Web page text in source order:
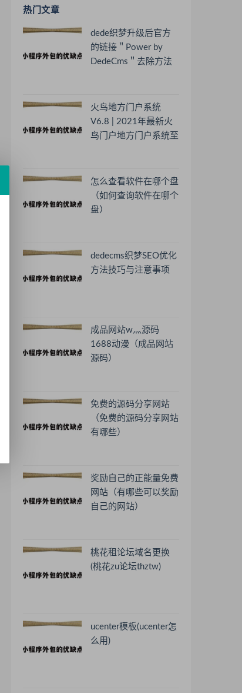
热门文章
dede织梦升级后官方
的链接＂Power by
DedeCms＂去除方法
火鸟地方门户系统
V6.8 | 2021年最新火
鸟门户地方门户系统至
怎么查看软件在哪个盘
（如何查询软件在哪个
盘）
dedecms织梦SEO优化
方法技巧与注意事项
成品网站w灬源码
1688动漫（成品网站
源码）
免费的源码分享网站
（免费的源码分享网站
有哪些）
奖励自己的正能量免费
网站（有哪些可以奖励
自己的网站）
桃花租论坛域名更换
(桃花zu论坛thztw)
ucenter模板(ucenter怎
么用)